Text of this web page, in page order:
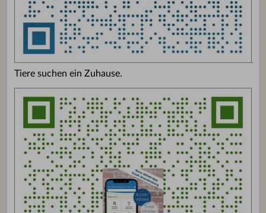
Tiere suchen ein Zuhause.